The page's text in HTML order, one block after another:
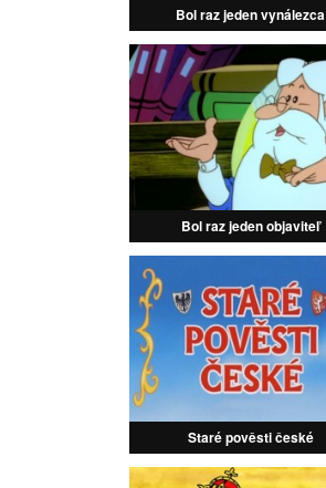
Bol raz jeden vynálezca
Bol raz jeden objaviteľ
Staré pověsti české